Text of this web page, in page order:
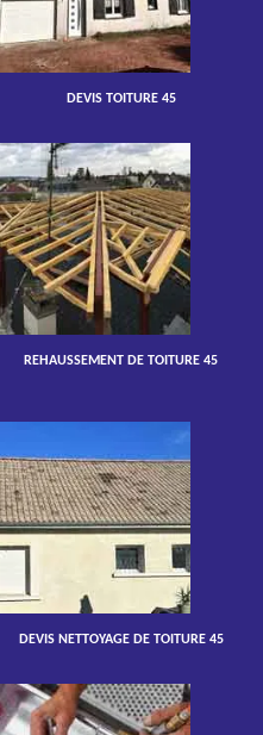
DEVIS TOITURE 45
REHAUSSEMENT DE TOITURE 45
DEVIS NETTOYAGE DE TOITURE 45